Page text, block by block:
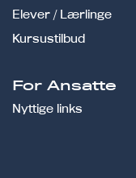
Elever / Lærlinge
Kursustilbud
For Ansatte
Nyttige links